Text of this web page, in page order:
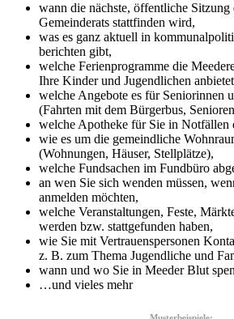
wann die nächste, öffentliche Sitzung
Gemeinderats stattfinden wird,
was es ganz aktuell in
berichten gibt,
welche Ferienprogramme die
Ihre Kinder und Jugendlichen
welche Angebote es für Seniorinnen
(Fahrten mit dem Bürgerbus,
welche Apotheke für Sie in Notfällen
wie es um die gemeindliche
(Wohnungen, Häuser, Stellplätze),
welche Fundsachen im Fundbüro
an wen Sie sich wenden müssen,
anmelden möchten,
welche Veranstaltungen, Feste,
werden bzw. stattgefunden haben,
wie Sie mit Vertrauenspersonen
z. B. zum Thema Jugendliche und
wann und wo Sie in Meeder Blut
…und vieles mehr